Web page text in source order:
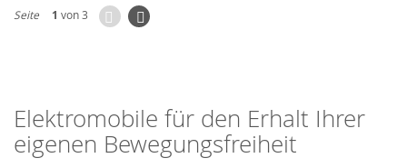
Seite 1 von 3 ZurückSeite
Weiter
Elektromobile für den Erhalt Ihrer
eigenen Bewegungsfreiheit